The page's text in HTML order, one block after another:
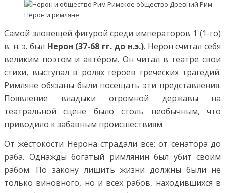
Нерон и римляне
Самой зловещей фигурой среди императоров 1 (1-го)
в. н. э. был Нерон (37-68 гг. до н.э.). Нерон считал себя
великим поэтом и актёром. Он читал в театре свои
стихи, выступал в ролях героев греческих трагедий.
Римляне обязаны были посещать эти представления.
Появление владыки огромной державы на
театральной сцене было столь необычным, что
приводило к забавным происшествиям.
От жестокости Нерона страдали все: от сенатора до
раба. Однажды богатый римлянин был убит своим
рабом. По закону лишить жизни должны были не
только виновного, но и всех рабов, находившихся в